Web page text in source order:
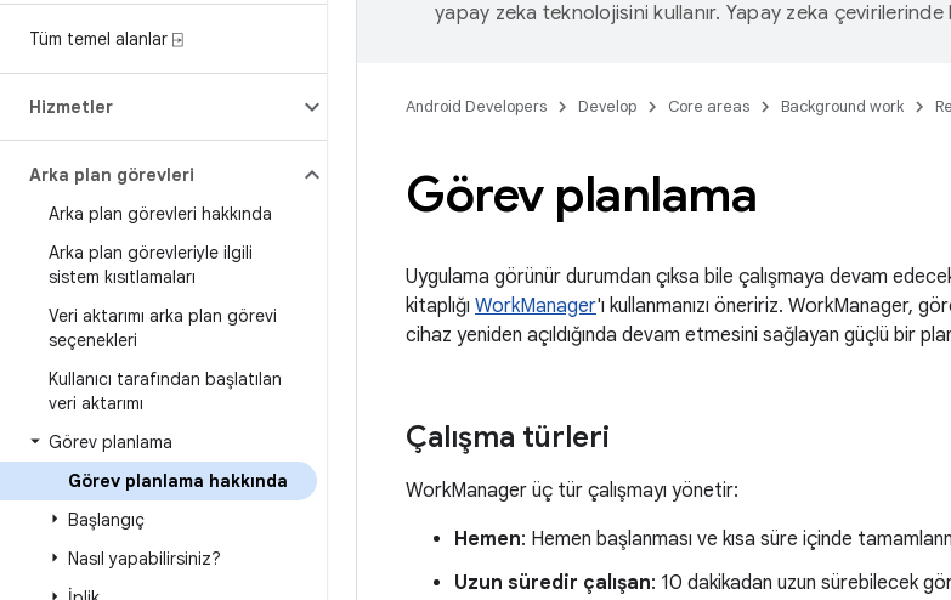
Tüm temel alanlar ⍈
Hizmetler
Arka plan görevleri
Arka plan görevleri hakkında
Arka plan görevleriyle ilgili
sistem kısıtlamaları
Veri aktarımı arka plan görevi
seçenekleri
Kullanıcı tarafından başlatılan
veri aktarımı
Görev planlama
Görev planlama hakkında
Başlangıç
Nasıl yapabilirsiniz?
yapay zeka teknolojisini kullanır. Yapay zeka çevirilerinde
Android Developers Develop Core areas Background work
Görev planlama
Uygulama görünür durumdan çıksa bile çalışmaya devam
kitaplığı WorkManager'ı kullanmanızı öneririz. WorkManager,
cihaz yeniden açıldığında devam etmesini sağlayan güçlü bir
Çalışma türleri
WorkManager üç tür çalışmayı yönetir:
Hemen: Hemen başlanması ve kısa süre içinde
Uzun süredir çalışan: 10 dakikadan uzun sürebilecek